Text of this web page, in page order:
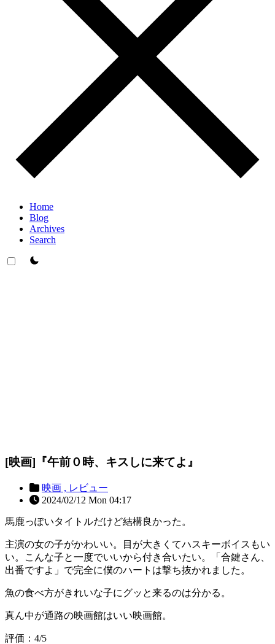
Home
Blog
Archives
Search
theme switcher
[映画]『午前０時、キスしに来てよ』
映画 , レビュー
2024/02/12 Mon 04:17
馬鹿っぽいタイトルだけど結構良かった。
主演の女の子がかわいい。目が大きくてハスキーボイスもい
い。こんな子と一度でいいから付き合いたい。「合鍵さん、
出番ですよ」で完全に僕のハートは撃ち抜かれました。
魚の食べ方がきれいな子にグッと来るのは分かる。
真ん中が通路の映画館はいい映画館。
評価：4/5